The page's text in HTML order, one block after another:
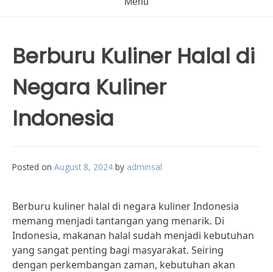
Berburu Kuliner Halal di
Negara Kuliner
Indonesia
Posted on August 8, 2024 by adminsal
Berburu kuliner halal di negara kuliner Indonesia
memang menjadi tantangan yang menarik. Di
Indonesia, makanan halal sudah menjadi kebutuhan
yang sangat penting bagi masyarakat. Seiring
dengan perkembangan zaman, kebutuhan akan